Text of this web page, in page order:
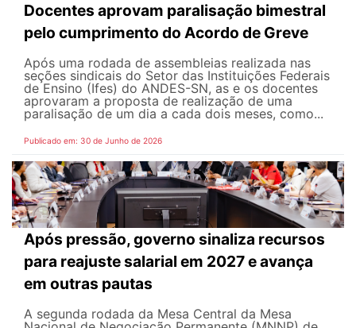
Docentes aprovam paralisação bimestral
pelo cumprimento do Acordo de Greve
Após uma rodada de assembleias realizada nas
seções sindicais do Setor das Instituições Federais
de Ensino (Ifes) do ANDES-SN, as e os docentes
aprovaram a proposta de realização de uma
paralisação de um dia a cada dois meses, como...
Publicado em: 30 de Junho de 2026
Após pressão, governo sinaliza recursos
para reajuste salarial em 2027 e avança
em outras pautas
A segunda rodada da Mesa Central da Mesa